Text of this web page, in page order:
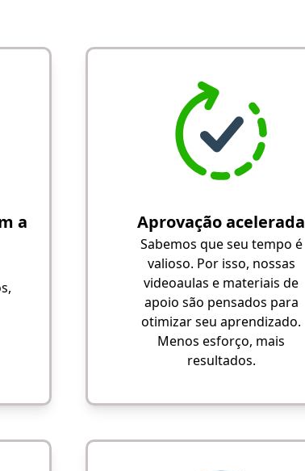
a
Aprovação acelerada
Sabemos que seu tempo é
valioso. Por isso, nossas
videoaulas e materiais de
apoio são pensados para
otimizar seu aprendizado.
Menos esforço, mais
resultados.